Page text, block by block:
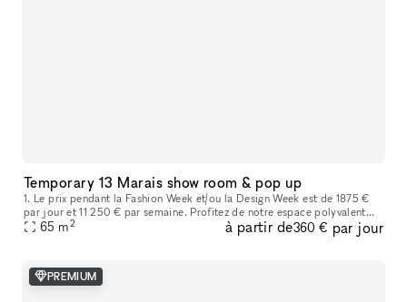
Temporary 13 Marais show room & pop up
1. Le prix pendant la Fashion Week et/ou la Design Week est de 1875 €
par jour et 11 250 € par semaine. Profitez de notre espace polyvalent
idéal pour les showrooms de mode, les produits de luxe, les
65 m2 à partir de360 € par jour
PREMIUM